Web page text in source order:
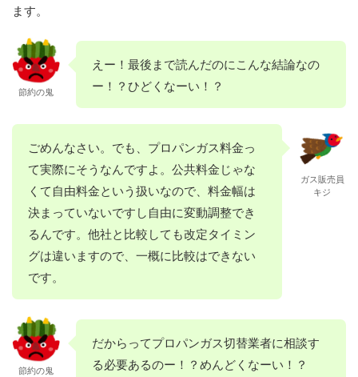
ます。
節約の鬼
えー！最後まで読んだのにこんな結論なの
ー！？ひどくなーい！？
ごめんなさい。でも、プロパンガス料金っ
て実際にそうなんですよ。公共料金じゃな
くて自由料金という扱いなので、料金幅は
決まっていないですし自由に変動調整でき
るんです。他社と比較しても改定タイミン
グは違いますので、一概に比較はできない
です。
ガス販売員
キジ
節約の鬼
だからってプロパンガス切替業者に相談す
る必要あるのー！？めんどくなーい！？